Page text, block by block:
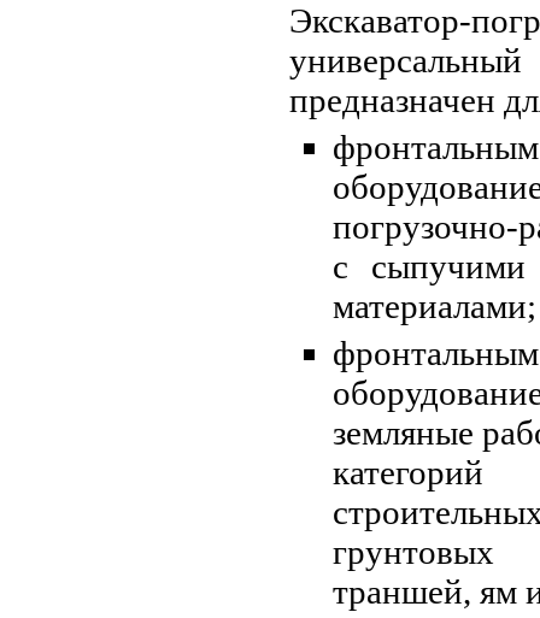
Экскаватор-
предназначен
погрузочно-
с сыпучими
земляные
траншей, ям